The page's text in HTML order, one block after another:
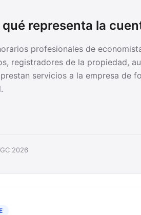
qué representa la
profesionales de
registradores de la propiedad,
servicios a la empresa de
2026